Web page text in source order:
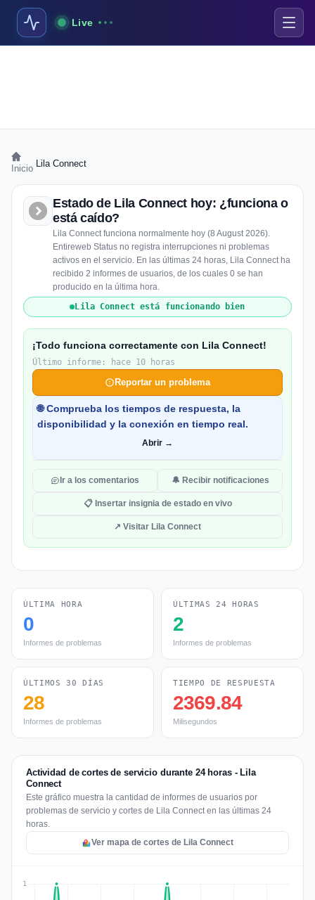
Live
Inicio Lila Connect
Estado de Lila Connect hoy: ¿funciona o
está caído?
Lila Connect funciona normalmente hoy (8 August 2026).
Entireweb Status no registra interrupciones ni problemas
activos en el servicio. En las últimas 24 horas, Lila Connect ha
recibido 2 informes de usuarios, de los cuales 0 se han
producido en la última hora.
Lila Connect está funcionando bien
¡Todo funciona correctamente con Lila Connect!
Último informe: hace 10 horas
Reportar un problema
🌐 Comprueba los tiempos de respuesta, la
disponibilidad y la conexión en tiempo real.
Abrir →
Ir a los comentarios 🔔 Recibir notificaciones
📋 Insertar insignia de estado en vivo
↗ Visitar Lila Connect
ÚLTIMA HORA
0
Informes de problemas
ÚLTIMAS 24 HORAS
2
Informes de problemas
ÚLTIMOS 30 DÍAS
28
Informes de problemas
TIEMPO DE RESPUESTA
2369.84
Milisegundos
Actividad de cortes de servicio durante 24 horas - Lila
Connect
Este gráfico muestra la cantidad de informes de usuarios por
problemas de servicio y cortes de Lila Connect en las últimas 24
horas.
Ver mapa de cortes de Lila Connect